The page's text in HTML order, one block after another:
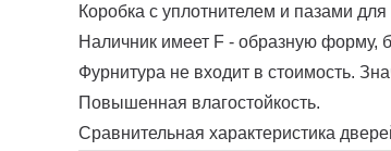
Коробка с уплотнителем и пазами
Наличник имеет F - образную форму,
Фурнитура не входит в стоимость.
Повышенная влагостойкость.
Сравнительная характеристика